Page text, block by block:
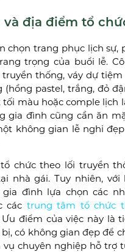
và địa điểm tổ
chọn trang phục lịch sự,
trọng của buổi lễ.
thống, váy dự tiệm
pastel, trắng, đỏ
tối màu hoặc comple lịch
gia đình cũng cần ăn
không gian lễ nghi
chức theo lối truyền
nhà gái. Tuy nhiên, với
đình lựa chọn các
các trung tâm tổ chức
điểm của việc này là
có không gian đẹp để
vụ chuyên nghiệp hỗ trợ